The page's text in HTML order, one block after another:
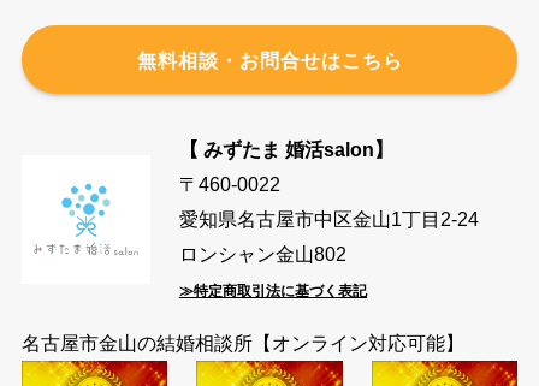
無料相談・お問合せはこちら
【 みずたま 婚活salon】
〒460-0022
愛知県名古屋市中区金山1丁目2-24
ロンシャン金山802
≫特定商取引法に基づく表記
名古屋市金山の結婚相談所【オンライン対応可能】